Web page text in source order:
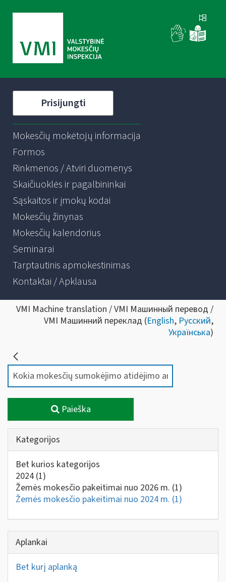
Prisijungti
Mokesčių mokėtojų informacija
Formos
Rinkmenos / Atviri duomenys
Skaičiuoklės ir pagalbininkai
Sąskaitos ir įmokų kodai
Mokesčių žinynas
Mokesčių kalendorius
Seminarai
Tarptautinis apmokestinimas
Kontaktai / Apklausa
VMI Machine translation / VMI Машинный перевод /
VMI Машинний переклад (English, Русский,
Українська)
Paieška
Kategorijos
Bet kurios kategorijos
2024 (1)
Žemės mokesčio pakeitimai nuo 2026 m. (1)
Žemės mokesčio pakeitimai nuo 2024 m. (1)
Aplankai
Bet kurį aplanką